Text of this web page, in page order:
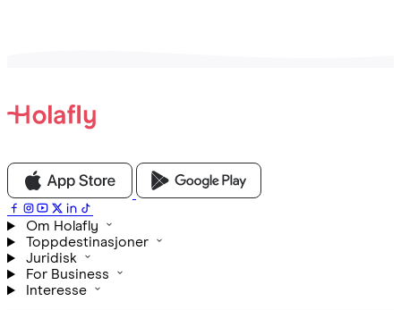
Om Holafly
Toppdestinasjoner
Juridisk
For Business
Interesse